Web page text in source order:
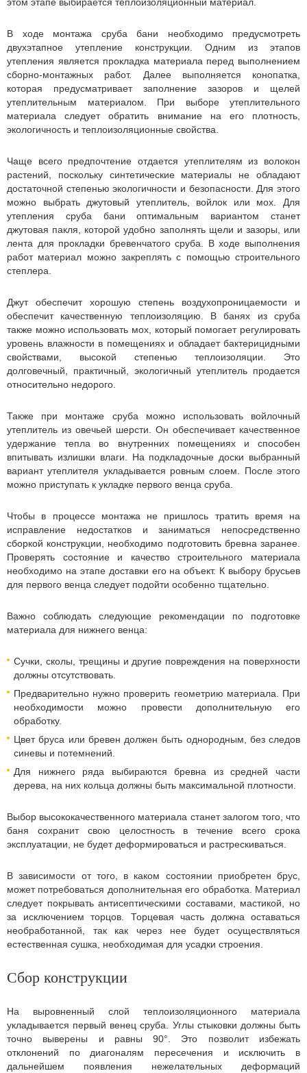
В ходе монтажа сруба бани необходимо предусмотреть
двухэтапное утепление конструкции. Одним из этапов
утепления является прокладка материала перед выполнением
сборно-монтажных работ. Далее выполняется конопатка,
которая предусматривает заполнение зазоров и щелей
утеплительным материалом. При выборе утеплительного
материала следует обратить внимание на его плотность,
экологичность и теплоизоляционные свойства.
Чаще всего предпочтение отдается утеплителям из волокон
растений, поскольку синтетические материалы не обладают
достаточной степенью экологичности и безопасности. Для этого
можно выбрать джутовый утеплитель, войлок или мох. Для
утепления сруба бани оптимальным вариантом станет
джутовая пакля, которой удобно заполнять щели и зазоры, или
лента для прокладки бревенчатого сруба. В ходе выполнения
работ материал можно закреплять с помощью строительного
степлера.
Джут обеспечит хорошую степень воздухопроницаемости и
обеспечит качественную теплоизоляцию. В банях из сруба
также можно использовать мох, который помогает регулировать
уровень влажности в помещениях и обладает бактерицидными
свойствами, высокой степенью теплоизоляции. Это
долговечный, практичный, экологичный утеплитель продается
относительно недорого.
Также при монтаже сруба можно использовать войлочный
утеплитель из овечьей шерсти. Он обеспечивает качественное
удержание тепла во внутренних помещениях и способен
впитывать излишки влаги. На подкладочные доски выбранный
вариант утеплителя укладывается ровным слоем. После этого
можно приступать к укладке первого венца сруба.
Чтобы в процессе монтажа не пришлось тратить время на
исправление недостатков и заниматься непосредственно
сборкой конструкции, необходимо подготовить бревна заранее.
Проверять состояние и качество строительного материала
необходимо на этапе доставки его на объект. К выбору брусьев
для первого венца следует подойти особенно тщательно.
Важно соблюдать следующие рекомендации по подготовке
материала для нижнего венца:
Сучки, сколы, трещины и другие повреждения на поверхности
должны отсутствовать.
Предварительно нужно проверить геометрию материала. При
необходимости можно провести дополнительную его
обработку.
Цвет бруса или бревен должен быть однородным, без следов
синевы и потемнений.
Для нижнего ряда выбираются бревна из средней части
дерева, на них кольца должны быть максимальной плотности.
Выбор высококачественного материала станет залогом того, что
баня сохранит свою целостность в течение всего срока
эксплуатации, не будет деформироваться и растрескиваться.
В зависимости от того, в каком состоянии приобретен брус,
может потребоваться дополнительная его обработка. Материал
следует покрывать антисептическими составами, мастикой, но
за исключением торцов. Торцевая часть должна оставаться
необработанной, так как через нее будет осуществляться
естественная сушка, необходимая для усадки строения.
Сбор конструкции
На выровненный слой теплоизоляционного материала
укладывается первый венец сруба. Углы стыковки должны быть
точно выверены и равны 90°. Это позволит избежать
отклонений по диагоналям пересечения и исключить в
дальнейшем появления нежелательных деформаций